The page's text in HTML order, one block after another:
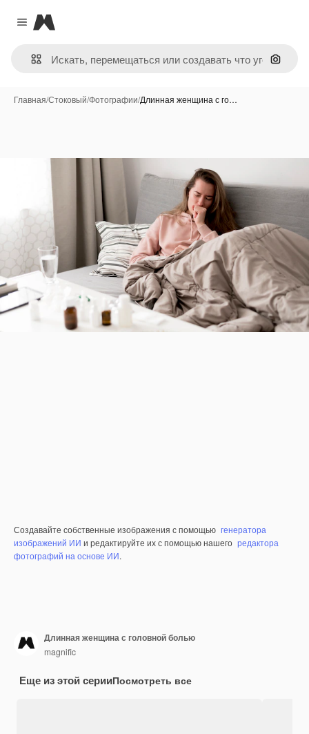
Close menu
Magnific
Поиск
Главная/Стоковый/Фотографии/Длинная женщина с го…
Создавайте собственные изображения с помощью генератора
изображений ИИ и редактируйте их с помощью нашего редактора
фотографий на основе ИИ.
Длинная женщина с головной болью
magnific
Еще из этой серииПосмотреть все